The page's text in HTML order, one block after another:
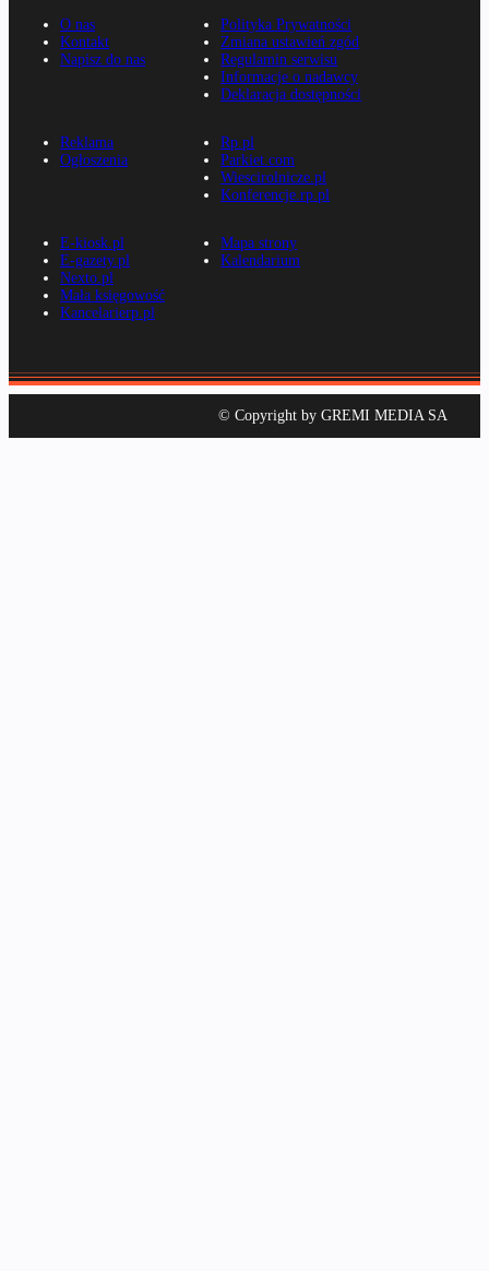
O nas
Kontakt
Napisz do nas
Polityka Prywatności
Zmiana ustawień zgód
Regulamin serwisu
Informacje o nadawcy
Deklaracja dostępności
Reklama
Ogłoszenia
Rp.pl
Parkiet.com
Wiescirolnicze.pl
Konferencje.rp.pl
E-kiosk.pl
E-gazety.pl
Nexto.pl
Mała księgowość
Kancelarierp.pl
Mapa strony
Kalendarium
© Copyright by GREMI MEDIA SA